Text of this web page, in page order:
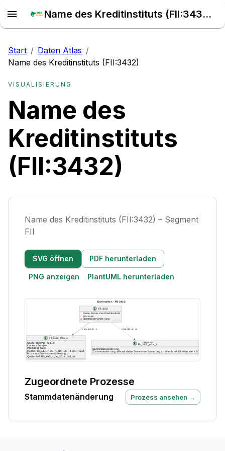
Name des Kreditinstituts (FII:3432) – Daten Atlas
Start / Daten Atlas /
Name des Kreditinstituts (FII:3432)
VISUALISIERUNG
Name des
Kreditinstituts
(FII:3432)
Name des Kreditinstituts (FII:3432) – Segment
FII
SVG öffnen PDF herunterladen
PNG anzeigen PlantUML herunterladen
Zugeordnete Prozesse
Stammdatenänderung Prozess ansehen →